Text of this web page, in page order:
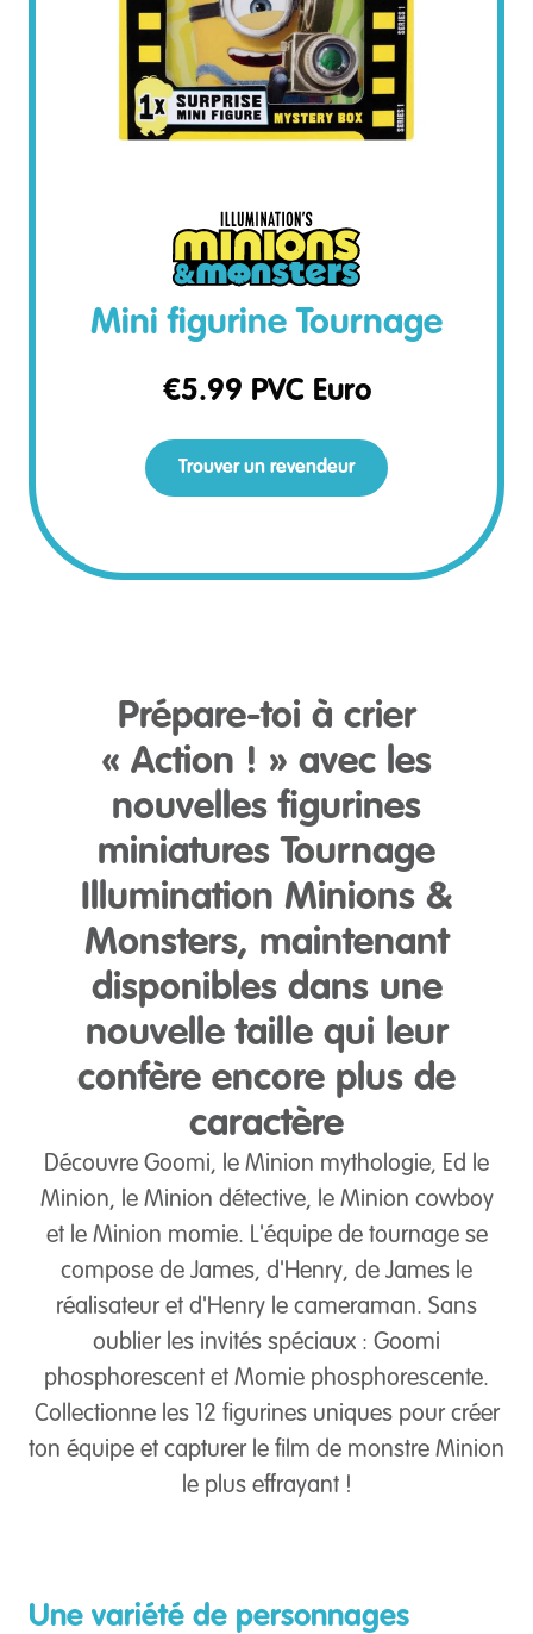
Mini figurine Tournage
€5.99 PVC Euro
Trouver un revendeur
Prépare-toi à crier
« Action ! » avec les
nouvelles figurines
miniatures Tournage
Illumination Minions &
Monsters, maintenant
disponibles dans une
nouvelle taille qui leur
confère encore plus de
caractère
Découvre Goomi, le Minion mythologie, Ed le
Minion, le Minion détective, le Minion cowboy
et le Minion momie. L'équipe de tournage se
compose de James, d'Henry, de James le
réalisateur et d'Henry le cameraman. Sans
oublier les invités spéciaux : Goomi
phosphorescent et Momie phosphorescente.
Collectionne les 12 figurines uniques pour créer
ton équipe et capturer le film de monstre Minion
le plus effrayant !
Une variété de personnages